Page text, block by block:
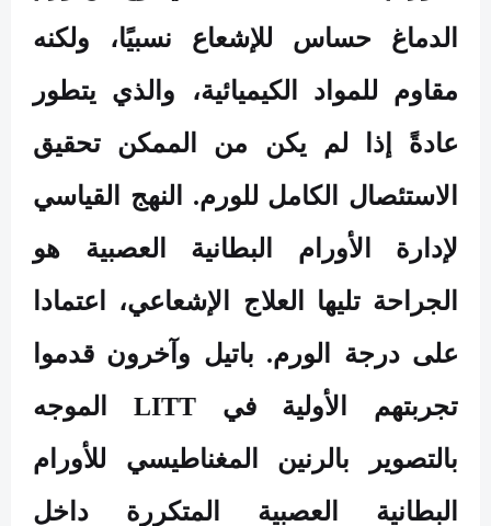
الدماغ حساس للإشعاع نسبيًا، ولكنه
مقاوم للمواد الكيميائية، والذي يتطور
عادةً إذا لم يكن من الممكن تحقيق
الاستئصال الكامل للورم. النهج القياسي
لإدارة الأورام البطانية العصبية هو
الجراحة تليها العلاج الإشعاعي، اعتمادا
على درجة الورم. باتيل وآخرون قدموا
تجربتهم الأولية في LITT
الموجه
بالتصوير بالرنين المغناطيسي للأورام
البطانية العصبية المتكررة داخل